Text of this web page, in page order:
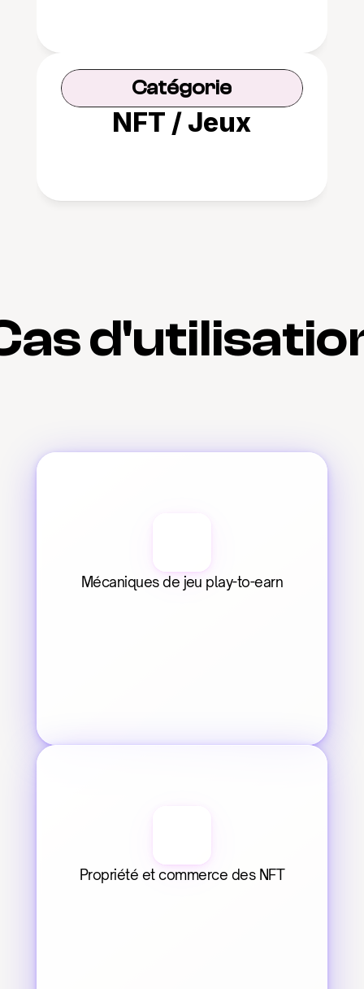
Catégorie
NFT / Jeux
Mécaniques de jeu play-to-earn
Propriété et commerce des NFT